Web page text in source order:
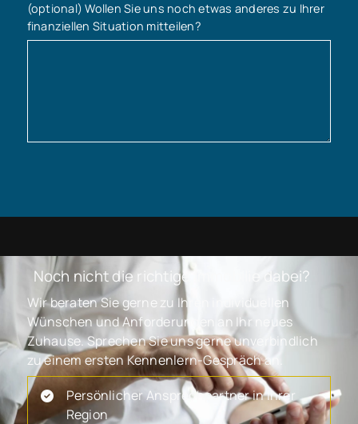
(optional) Wollen Sie uns noch etwas anderes zu Ihrer
finanziellen Situation mitteilen?
Noch nicht die richtige Immobilie dabei?
Wir beraten Sie gerne zu Ihren individuellen
Wünschen und Anforderungen an Ihr neues
Zuhause. Sprechen Sie uns gerne unverbindlich
zu einem ersten Kennenlern-Gespräch an.
Persönlicher Ansprechpartner in Ihrer
Region